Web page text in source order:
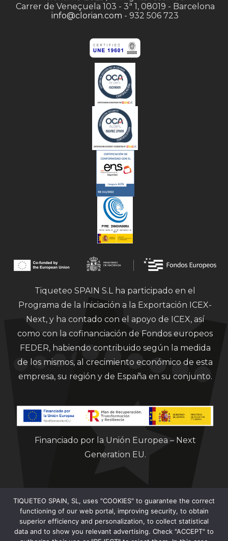
Carrer de Veneçuela 103 - 3ª 1, 08019 - Barcelona
info@clorian.com - 932 506 723
Tiqueteo SPAIN S.L ha participado en el
Programa de la Iniciación a la Exportación ICEX-
Next, y ha contado con el apoyo de ICEX, así
como con la cofinanciación de Fondos europeos
FEDER, habiendo contribuido según la medida
de los mismos, al crecimiento económico de esta
empresa, su región y de España en su conjunto.
Financiado por la Unión Europea – Next
Generation EU.
TIQUETEO SPAIN, SL, uses "COOKIES" to guarantee the correct
functioning of our web portal, improving security, to obtain
superior efficiency and personalization, to collect statistical
data and to show you relevant advertising. Check "ACCEPT" to